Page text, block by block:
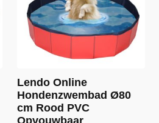
Lendo Online
Hondenzwembad Ø80
cm Rood PVC
Opvouwbaar